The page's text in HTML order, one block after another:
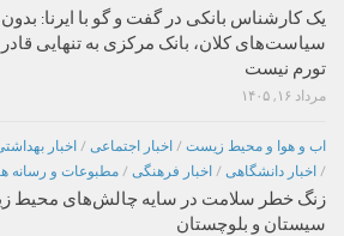
یک کارشناس بانکی در گفت و گو با ایرنا:
سیاست‌های کلان، بانک مرکزی به تنهایی قادر
تورم نیست
مرداد ۱۶, ۱۴۰۵
اب و هوا و محیط زیست / اخبار اجتماعی / اخبار
/ اخبار دانشگاهی / اخبار فرهنگی / مطبوعات و رسانه
زنگ خطر سلامت در سایه چالش‌های محیط
سیستان و بلوچستان